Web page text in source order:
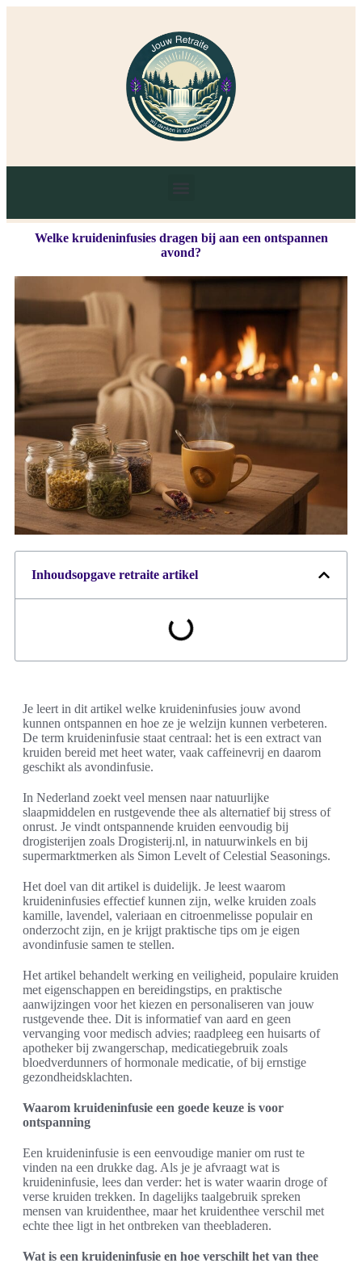
Welke kruideninfusies dragen bij aan een ontspannen
avond?
Inhoudsopgave retraite artikel
Je leert in dit artikel welke kruideninfusies jouw avond
kunnen ontspannen en hoe ze je welzijn kunnen verbeteren.
De term kruideninfusie staat centraal: het is een extract van
kruiden bereid met heet water, vaak caffeinevrij en daarom
geschikt als avondinfusie.
In Nederland zoekt veel mensen naar natuurlijke
slaapmiddelen en rustgevende thee als alternatief bij stress of
onrust. Je vindt ontspannende kruiden eenvoudig bij
drogisterijen zoals Drogisterij.nl, in natuurwinkels en bij
supermarktmerken als Simon Levelt of Celestial Seasonings.
Het doel van dit artikel is duidelijk. Je leest waarom
kruideninfusies effectief kunnen zijn, welke kruiden zoals
kamille, lavendel, valeriaan en citroenmelisse populair en
onderzocht zijn, en je krijgt praktische tips om je eigen
avondinfusie samen te stellen.
Het artikel behandelt werking en veiligheid, populaire kruiden
met eigenschappen en bereidingstips, en praktische
aanwijzingen voor het kiezen en personaliseren van jouw
rustgevende thee. Dit is informatief van aard en geen
vervanging voor medisch advies; raadpleeg een huisarts of
apotheker bij zwangerschap, medicatiegebruik zoals
bloedverdunners of hormonale medicatie, of bij ernstige
gezondheidsklachten.
Waarom kruideninfusie een goede keuze is voor
ontspanning
Een kruideninfusie is een eenvoudige manier om rust te
vinden na een drukke dag. Als je je afvraagt wat is
kruideninfusie, lees dan verder: het is water waarin droge of
verse kruiden trekken. In dagelijks taalgebruik spreken
mensen van kruidenthee, maar het kruidenthee verschil met
echte thee ligt in het ontbreken van theebladeren.
Wat is een kruideninfusie en hoe verschilt het van thee